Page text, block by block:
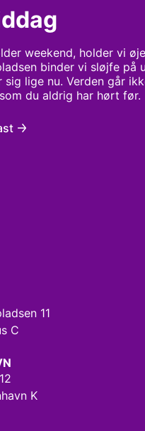
weekend, holder vi
binder vi sløjfe på
sig lige nu. Verden går
du aldrig har hørt før.
11
C
K